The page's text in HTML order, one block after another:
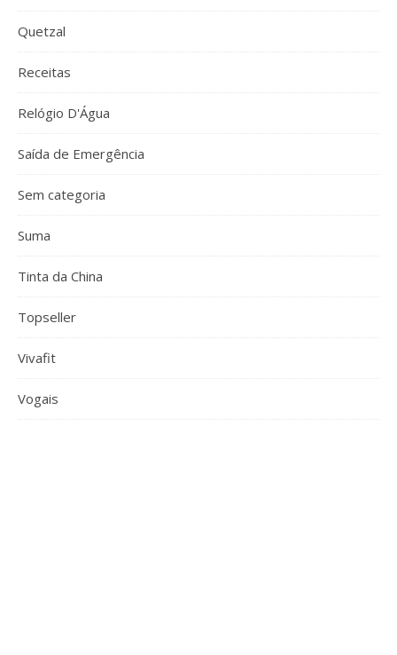
Quetzal
Receitas
Relógio D'Água
Saída de Emergência
Sem categoria
Suma
Tinta da China
Topseller
Vivafit
Vogais